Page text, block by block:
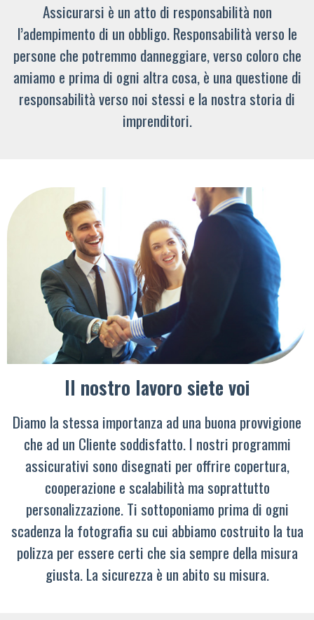
Assicurarsi è un atto di responsabilità non
l’adempimento di un obbligo. Responsabilità verso le
persone che potremmo danneggiare, verso coloro che
amiamo e prima di ogni altra cosa, è una questione di
responsabilità verso noi stessi e la nostra storia di
imprenditori.
Il nostro lavoro siete voi
Diamo la stessa importanza ad una buona provvigione
che ad un Cliente soddisfatto. I nostri programmi
assicurativi sono disegnati per offrire copertura,
cooperazione e scalabilità ma soprattutto
personalizzazione. Ti sottoponiamo prima di ogni
scadenza la fotografia su cui abbiamo costruito la tua
polizza per essere certi che sia sempre della misura
giusta. La sicurezza è un abito su misura.